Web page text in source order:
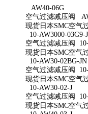
AW40-06G
空气过滤减压阀
现货日本SMC空气
10-AW3000-03G9-
空气过滤减压阀
现货日本SMC空气
10-AW30-02BG-JN
空气过滤减压阀
现货日本SMC空气
10-AW30-02-J
空气过滤减压阀
现货日本SMC空气